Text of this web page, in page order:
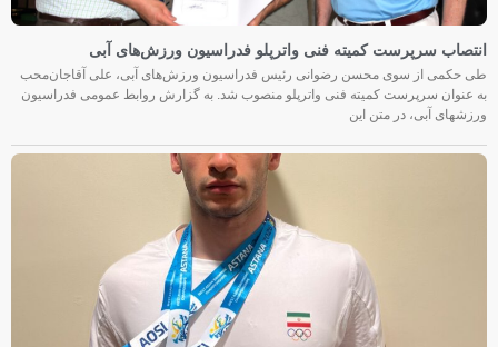
انتصاب سرپرست کمیته فنی واترپلو فدراسیون ورزش‌های آبی
طی حکمی از سوی محسن رضوانی رئیس فدراسیون ورزش‌های آبی، علی آقاجان‌محب
به عنوان سرپرست کمیته فنی واترپلو منصوب شد. به گزارش روابط عمومی فدراسیون
ورزشهای آبی، در متن این